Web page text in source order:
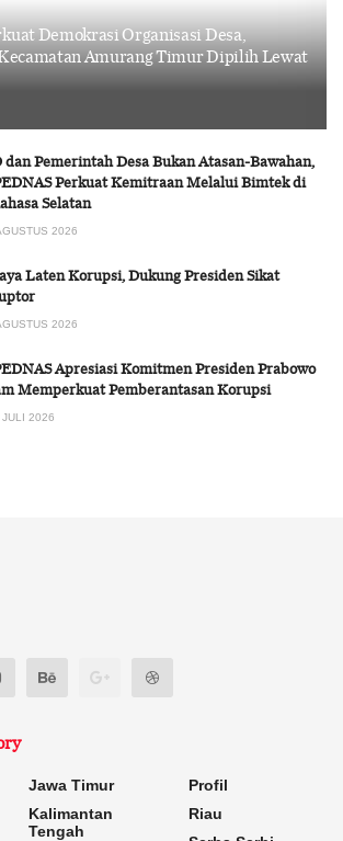
Demokrasi Organisasi Desa,
Amurang Timur Dipilih Lewat
dan Pemerintah Desa Bukan Atasan-Bawahan,
Perkuat Kemitraan Melalui Bimtek di
Selatan
2026
Laten Korupsi, Dukung Presiden Sikat
2026
Apresiasi Komitmen Presiden Prabowo
Memperkuat Pemberantasan Korupsi
2026
Jawa Timur
Kalimantan
Tengah
Profil
Riau